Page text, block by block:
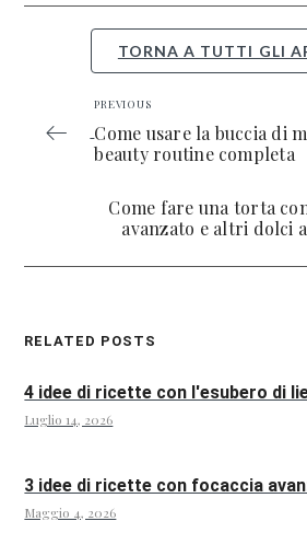
TORNA A TUTTI GLI
PREVIOUS
Come usare la buccia di
beauty routine completa
Come fare una torta
avanzato e altri dolci
RELATED POSTS
4 idee di ricette con l'esubero di
Luglio 14, 2026
3 idee di ricette con focaccia
Maggio 4, 2026